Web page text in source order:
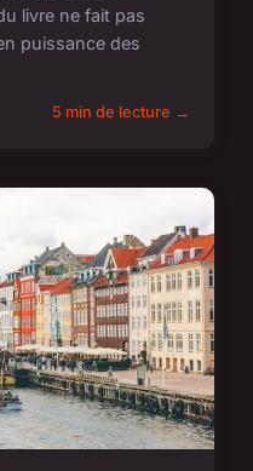
livre ne fait pas
puissance des
5 min de lecture →